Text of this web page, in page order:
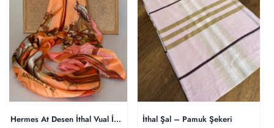
Hermes At Desen İthal Vual İpek Şal 014461 – Oranj
İthal Şal – Pamuk Şekeri